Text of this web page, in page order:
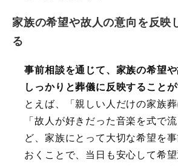
家族の希望や故人の意向を反映
る
事前相談を通じて、家族の希望
しっかりと葬儀に反映すること
とえば、「親しい人だけの家族葬
「故人が好きだった音楽を式で
ど、家族にとって大切な希望を
おくことで、当日も安心して希